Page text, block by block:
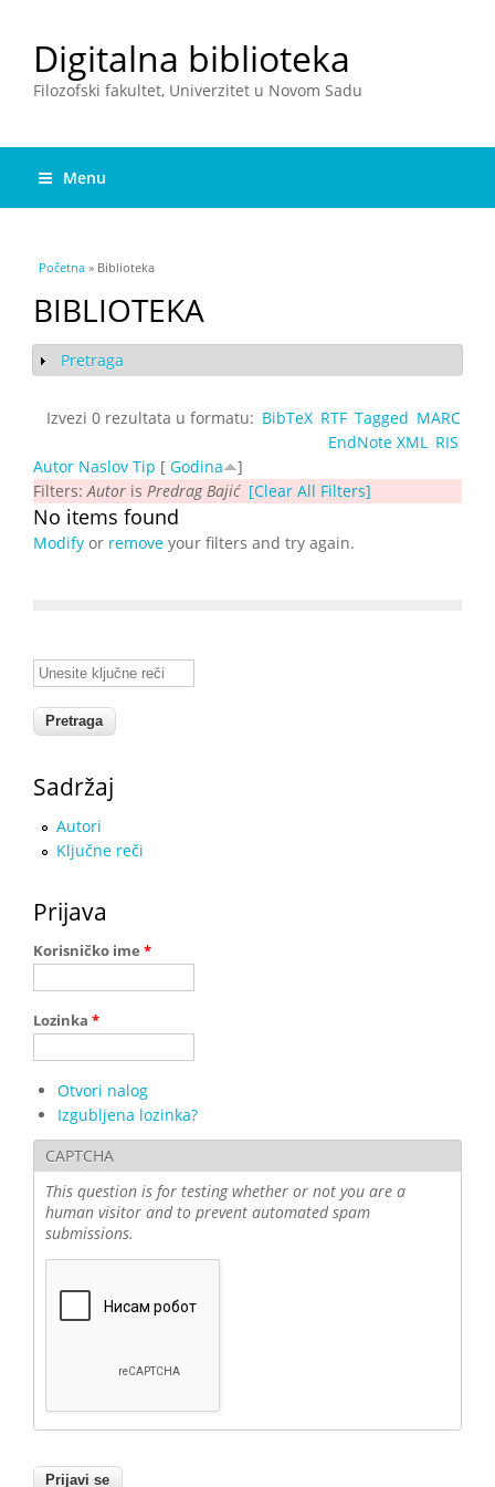
Digitalna biblioteka
Filozofski fakultet, Univerzitet u Novom Sadu
Menu
You are here
Početna » Biblioteka
BIBLIOTEKA
Show
Pretraga
Izvezi 0 rezultata u formatu: BibTeX RTF Tagged MARC
EndNote XML
RIS
Autor Naslov Tip [ Godina
]
Filters: Autor is Predrag Bajić [Clear All Filters]
No items found
Modify or remove your filters and try again.
Unesite ključne reči
Sadržaj
Autori
Ključne reči
Prijava
Korisničko ime *
Lozinka *
Otvori nalog
Izgubljena lozinka?
CAPTCHA
This question is for testing whether or not you are a
human visitor and to prevent automated spam
submissions.